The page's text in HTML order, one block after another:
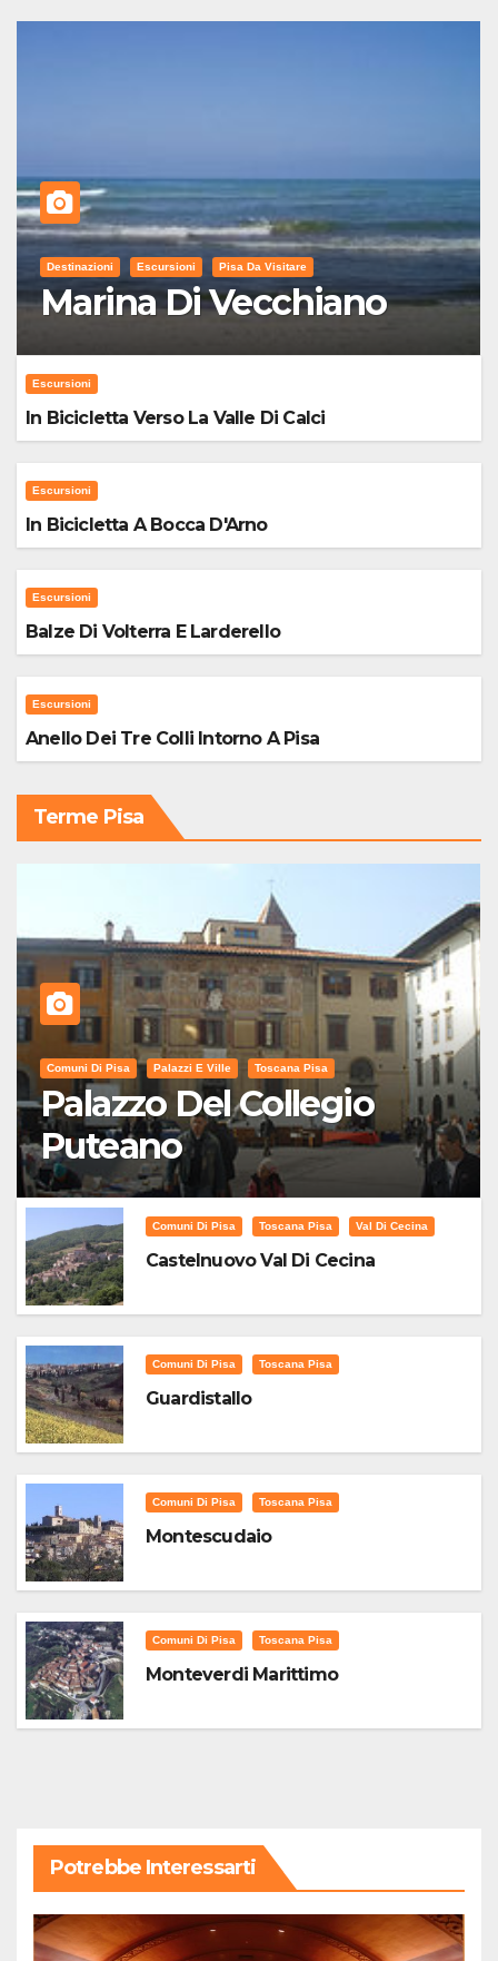
Destinazioni Escursioni Pisa Da Visitare
Marina Di Vecchiano
Escursioni
In Bicicletta Verso La Valle Di Calci
Escursioni
In Bicicletta A Bocca D'Arno
Escursioni
Balze Di Volterra E Larderello
Escursioni
Anello Dei Tre Colli Intorno A Pisa
Terme Pisa
Comuni Di Pisa Palazzi E Ville Toscana Pisa
Palazzo Del Collegio
Puteano
Comuni Di Pisa Toscana Pisa Val Di Cecina
Castelnuovo Val Di Cecina
Comuni Di Pisa Toscana Pisa
Guardistallo
Comuni Di Pisa Toscana Pisa
Montescudaio
Comuni Di Pisa Toscana Pisa
Monteverdi Marittimo
Potrebbe Interessarti